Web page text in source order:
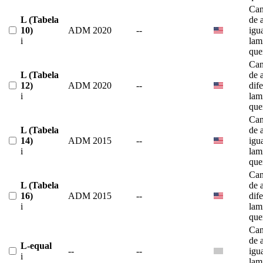
L (Tabela
10)
i
ADM 2020 --
de
L (Tabela
12)
i
ADM 2020 --
de
L (Tabela
14)
i
ADM 2015 --
de
L (Tabela
16)
i
ADM 2015 --
de
L-equal
i
-- --
de